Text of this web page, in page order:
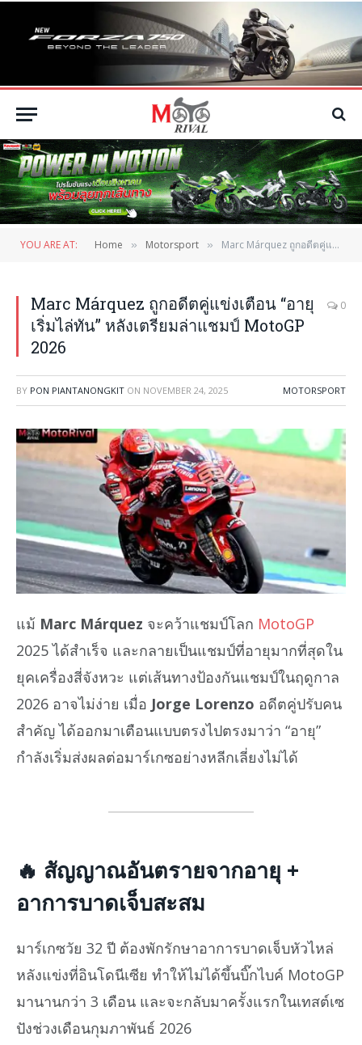
YOU ARE AT: Home » Motorsport » Marc Márquez ถูกอดีตคู่แข่งเตือน “อายุเริ่มไล่ทัน” หลังเตรียมล่าแชมป์ MotoGP 2026
Marc Márquez ถูกอดีตคู่แข่งเตือน “อายุ
เริ่มไล่ทัน” หลังเตรียมล่าแชมป์ MotoGP
2026
0
BY PON PIANTANONGKIT ON NOVEMBER 24, 2025 MOTORSPORT
แม้ Marc Márquez จะคว้าแชมป์โลก MotoGP
2025 ได้สำเร็จ และกลายเป็นแชมป์ที่อายุมากที่สุดใน
ยุคเครื่องสี่จังหวะ แต่เส้นทางป้องกันแชมป์ในฤดูกาล
2026 อาจไม่ง่าย เมื่อ Jorge Lorenzo อดีตคู่ปรับคน
สำคัญ ได้ออกมาเตือนแบบตรงไปตรงมาว่า “อายุ”
กำลังเริ่มส่งผลต่อมาร์เกซอย่างหลีกเลี่ยงไม่ได้
🔥 สัญญาณอันตรายจากอายุ +
อาการบาดเจ็บสะสม
มาร์เกซวัย 32 ปี ต้องพักรักษาอาการบาดเจ็บหัวไหล่
หลังแข่งที่อินโดนีเซีย ทำให้ไม่ได้ขึ้นบิ๊กไบค์ MotoGP
มานานกว่า 3 เดือน และจะกลับมาครั้งแรกในเทสต์เซ
ปังช่วงเดือนกุมภาพันธ์ 2026